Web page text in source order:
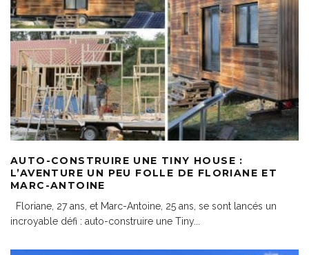
AUTO-CONSTRUIRE UNE TINY HOUSE :
L’AVENTURE UN PEU FOLLE DE FLORIANE ET
MARC-ANTOINE
Floriane, 27 ans, et Marc-Antoine, 25 ans, se sont lancés un
incroyable défi : auto-construire une Tiny...